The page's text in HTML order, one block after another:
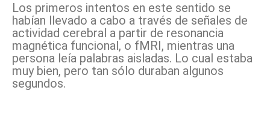
Los primeros intentos en este sentido se
habían llevado a cabo a través de señales de
actividad cerebral a partir de resonancia
magnética funcional, o fMRI, mientras una
persona leía palabras aisladas. Lo cual estaba
muy bien, pero tan sólo duraban algunos
segundos.